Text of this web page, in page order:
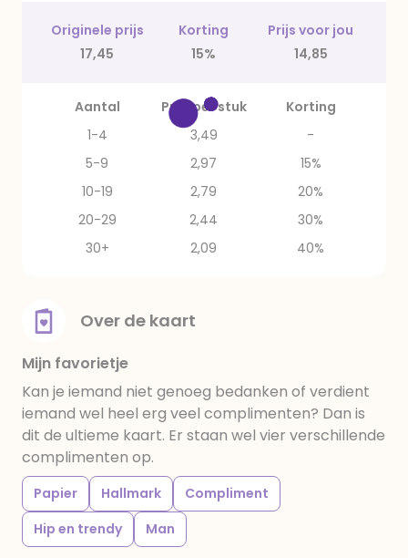
Originele prijs Korting
Prijs voor jou
17,45
15% 14,85
Aantal Prijs per stuk
Korting
1-4
3,49
-
5-9
2,97
15%
10-19
2,79
20%
20-29
2,44
30%
30+
2,09 40%
Over de kaart
Mijn favorietje
Kan je iemand niet genoeg bedanken of verdient
iemand wel heel erg veel complimenten? Dan is
dit de ultieme kaart. Er staan wel vier verschillende
complimenten op.
Papier Hallmark
Compliment
Hip en trendy
Man